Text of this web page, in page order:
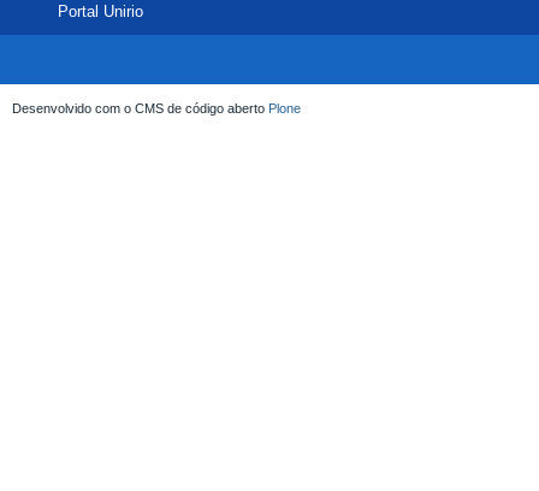
Portal Unirio
Desenvolvido com o CMS de código aberto Plone